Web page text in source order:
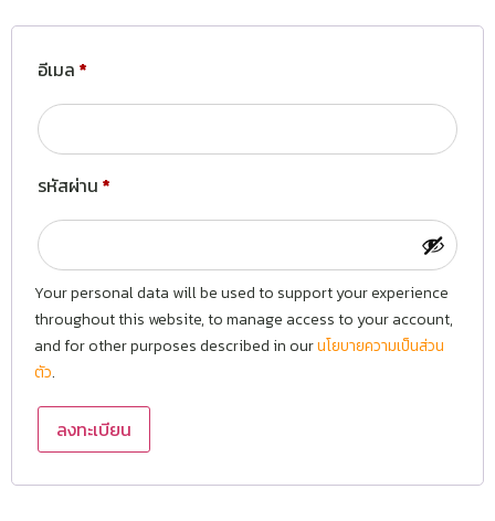
อีเมล *
รหัสผ่าน *
Your personal data will be used to support your experience
throughout this website, to manage access to your account,
and for other purposes described in ourนโยบายความเป็นส่วน
ตัว.
ลงทะเบียน